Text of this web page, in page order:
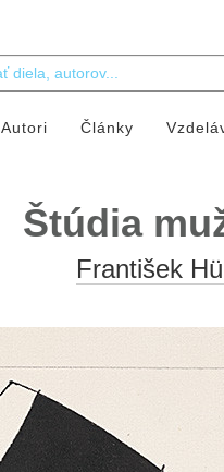
Autori Články
Štúdia
František